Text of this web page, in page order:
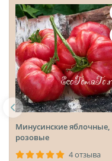
Минусинские яблочные,
розовые
4 отзыва